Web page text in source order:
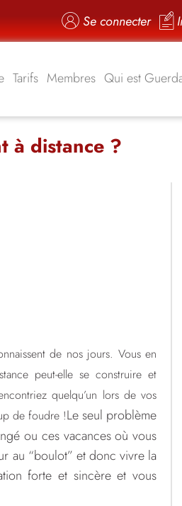
Se connecter
Tarifs Membres Qui est
à distance ?
de nos jours. Vous en
peut-elle se construire et
quelqu’un lors de vos
de foudre !Le seul problème
ou ces vacances où vous
au “boulot” et donc vivre la
forte et sincère et vous